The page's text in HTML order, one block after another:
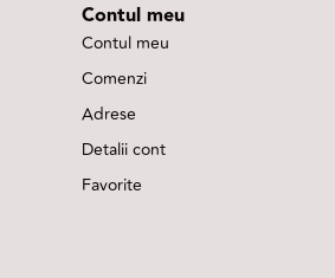
Contul meu
Contul meu
Comenzi
Adrese
Detalii cont
Favorite